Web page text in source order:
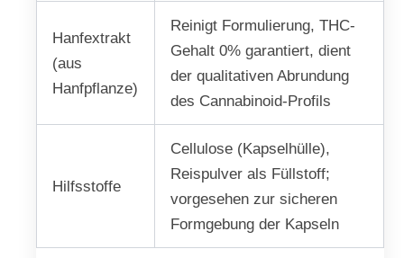
Hanfextrakt
(aus
Hanfpflanze)
Reinigt Formulierung, THC-
Gehalt 0% garantiert, dient
der qualitativen Abrundung
des Cannabinoid-Profils
Hilfsstoffe
Cellulose (Kapselhülle),
Reispulver als Füllstoff;
vorgesehen zur sicheren
Formgebung der Kapseln